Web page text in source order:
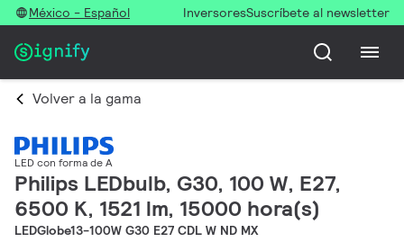
México - Español InversoresSuscríbete al newsletter
Volver a la gama
LED con forma de A
Philips LEDbulb, G30, 100 W, E27,
6500 K, 1521 lm, 15000 hora(s)
LEDGlobe13-100W G30 E27 CDL W ND MX